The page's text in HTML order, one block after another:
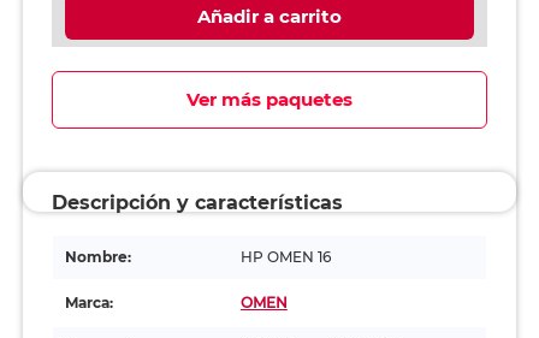
Añadir a carrito
Ver más paquetes
Descripción y características
Nombre: HP OMEN 16
Marca: OMEN